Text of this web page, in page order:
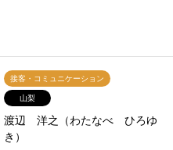
接客・コミュニケーション
山梨
渡辺 洋之（わたなべ ひろゆ
き）